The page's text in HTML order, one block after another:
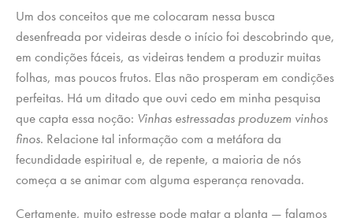
Um dos conceitos que me colocaram nessa busca
desenfreada por videiras desde o início foi descobrindo que,
em condições fáceis, as videiras tendem a produzir muitas
folhas, mas poucos frutos. Elas não prosperam em condições
perfeitas. Há um ditado que ouvi cedo em minha pesquisa
que capta essa noção: Vinhas estressadas produzem vinhos
finos. Relacione tal informação com a metáfora da
fecundidade espiritual e, de repente, a maioria de nós
começa a se animar com alguma esperança renovada.
Certamente, muito estresse pode matar a planta — falamos